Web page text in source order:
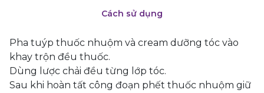
Cách sử dụng
Pha tuýp thuốc nhuộm và cream dưỡng tóc vào
khay trộn đều thuốc.
Dùng lược chải đều từng lớp tóc.
Sau khi hoàn tất công đoạn phết thuốc nhuộm giữ